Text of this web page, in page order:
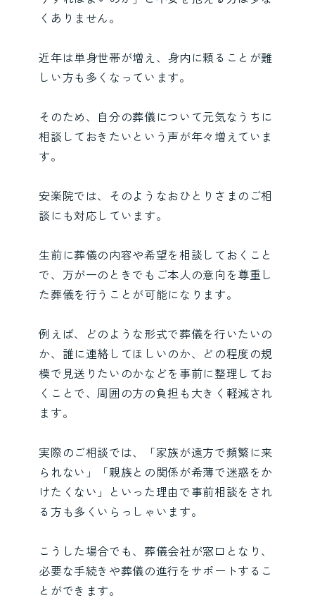
くありません。
近年は単身世帯が増え、身内に頼ることが難
しい方も多くなっています。
そのため、自分の葬儀について元気なうちに
相談しておきたいという声が年々増えていま
す。
安楽院では、そのようなおひとりさまのご相
談にも対応しています。
生前に葬儀の内容や希望を相談しておくこと
で、万が一のときでもご本人の意向を尊重し
た葬儀を行うことが可能になります。
例えば、どのような形式で葬儀を行いたいの
か、誰に連絡してほしいのか、どの程度の規
模で見送りたいのかなどを事前に整理してお
くことで、周囲の方の負担も大きく軽減され
ます。
実際のご相談では、「家族が遠方で頻繁に来
られない」「親族との関係が希薄で迷惑をか
けたくない」といった理由で事前相談をされ
る方も多くいらっしゃいます。
こうした場合でも、葬儀会社が窓口となり、
必要な手続きや葬儀の進行をサポートするこ
とができます。